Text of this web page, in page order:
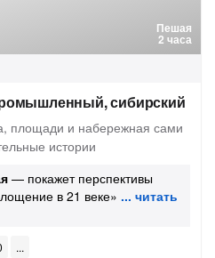
Пешая
2 часа
сибирский
площади и набережная сами
истории
— покажет перспективы
в 21 веке»